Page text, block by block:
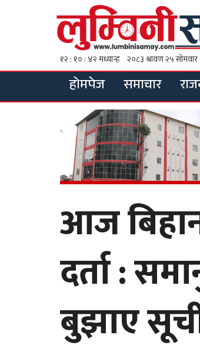
होमपेज समाचार
आज
दर्ता :
बुझाए